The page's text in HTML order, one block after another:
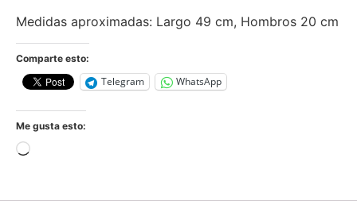
Medidas aproximadas: Largo 49 cm, Hombros 20 cm
Comparte esto:
Telegram WhatsApp
Me gusta esto: